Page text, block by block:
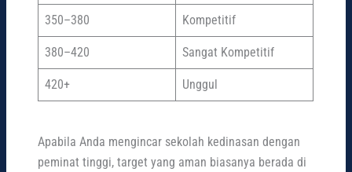
350–380 Kompetitif
380–420 Sangat Kompetitif
420+ Unggul
Apabila Anda mengincar sekolah kedinasan dengan
peminat tinggi, target yang aman biasanya berada di